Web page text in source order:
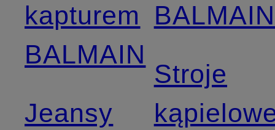
kapturem
BALMAIN
Jeansy
BALMAIN
Stroje